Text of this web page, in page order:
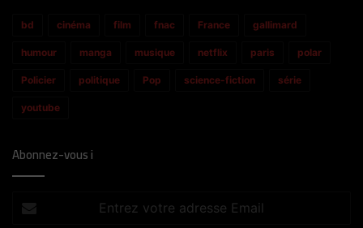
bd cinéma film fnac France gallimard
humour manga musique netflix paris polar
Policier politique Pop science-fiction série
youtube
Abonnez-vous i